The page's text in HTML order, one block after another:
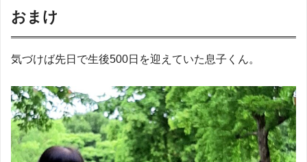
おまけ
気づけば先日で生後500日を迎えていた息子くん。